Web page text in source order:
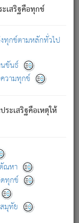
เสริฐคือทุกข์
ทุกข์ตามหลักทั่วไป
ขันธ์
วามทุกข์
ะเสริฐคือเหตุให้
ณหา
ทุกข์
มุทัย
รือพราหมณ์ทั้ง
ามเกิดขึ้นแห่ง
ยอันอวิชาหนา
ป็นแล้วนั้น ย่อม
แห่งประโยชน์โดย
ที่ยง เป็นทุกข์ มี
ดเพลินวิภวตัณหา
งภพทั้งหลาย)
วง นั้นคือ
ว เพราะไม่มี